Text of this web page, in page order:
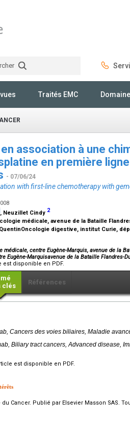
Traités EMC
association à une
en première
- 07/06/24
with first-line chemotherapy with
, Neuzillet Cindy 2
médicale, avenue de la Bataille
digestive, institut Curie,
médicale, centre Eugène-Marquis, avenue de la
Eugène-Marquisavenue de la Bataille Flandres-
disponible en PDF.
clés
Références
Cancers des voies biliaires, Maladie
Biliary tract cancers, Advanced disease,
est disponible en PDF.
Cancer. Publié par Elsevier Masson SAS.